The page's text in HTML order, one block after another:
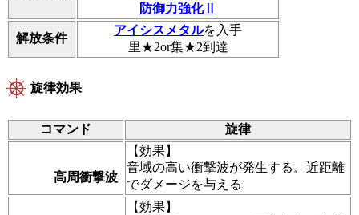
防御力強化Ⅱ
解放条件
アイシスメタルを入手
里★2or集★2到達
旋律効果
コマンド 旋律
高周衝撃波
【効果】
音域の高い衝撃波が発生する。近距離
でダメージを与える
【効果】